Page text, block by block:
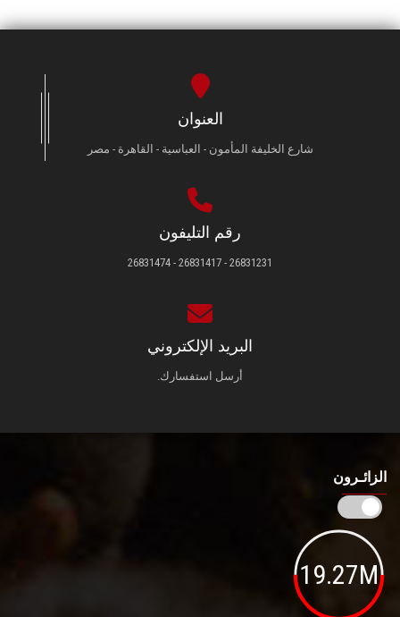
العنوان
شارع الخليفة المأمون - العباسية - القاهرة - مصر
رقم التليفون
26831231 - 26831417 - 26831474
البريد الإلكتروني
أرسل استفسارك.
الزائـرون
19.27M